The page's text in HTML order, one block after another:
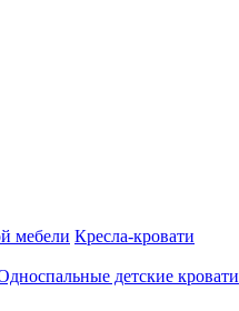
мебели Кресла-кровати
детские кровати